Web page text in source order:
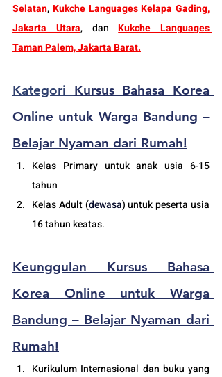
Selatan, Kukche Languages Kelapa Gading,
Jakarta Utara, dan Kukche Languages
Taman Palem, Jakarta Barat.
Kategori Kursus Bahasa Korea
Online untuk Warga Bandung –
Belajar Nyaman dari Rumah!
Kelas Primary untuk anak usia 6-15
tahun
Kelas Adult (dewasa) untuk peserta usia
16 tahun keatas.
Keunggulan Kursus Bahasa
Korea Online untuk Warga
Bandung – Belajar Nyaman dari
Rumah!
Kurikulum Internasional dan buku yang